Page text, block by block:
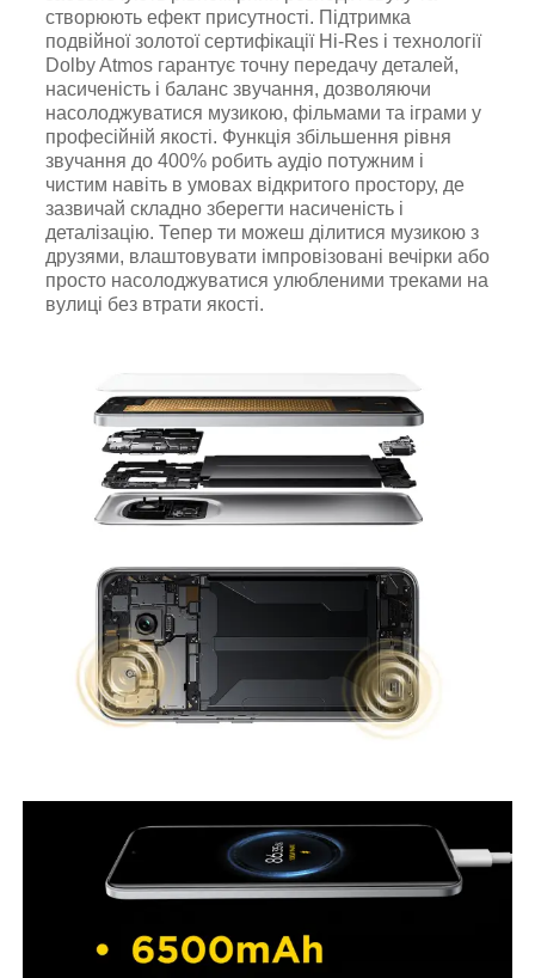
створюють ефект присутності. Підтримка
подвійної золотої сертифікації Hi-Res і технології
Dolby Atmos гарантує точну передачу деталей,
насиченість і баланс звучання, дозволяючи
насолоджуватися музикою, фільмами та іграми у
професійній якості. Функція збільшення рівня
звучання до 400% робить аудіо потужним і
чистим навіть в умовах відкритого простору, де
зазвичай складно зберегти насиченість і
деталізацію. Тепер ти можеш ділитися музикою з
друзями, влаштовувати імпровізовані вечірки або
просто насолоджуватися улюбленими треками на
вулиці без втрати якості.